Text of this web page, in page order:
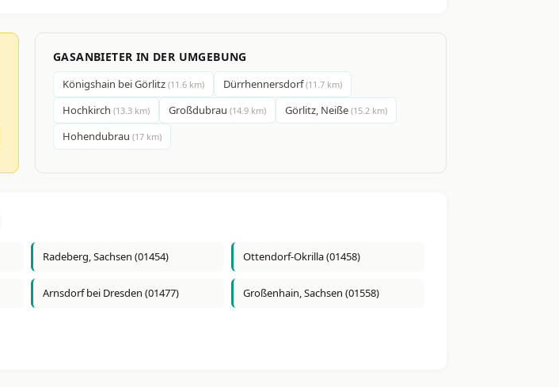
GASANBIETER IN DER UMGEBUNG
Königshain bei Görlitz (11.6 km) Dürrhennersdorf(11.7 km)
Hochkirch (13.3 km) Großdubrau (14.9 km) Görlitz, Neiße (15.2 km)
Hohendubrau (17 km)
Radeberg, Sachsen (01454) Ottendorf-Okrilla (01458)
Arnsdorf bei Dresden (01477) Großenhain, Sachsen (01558)